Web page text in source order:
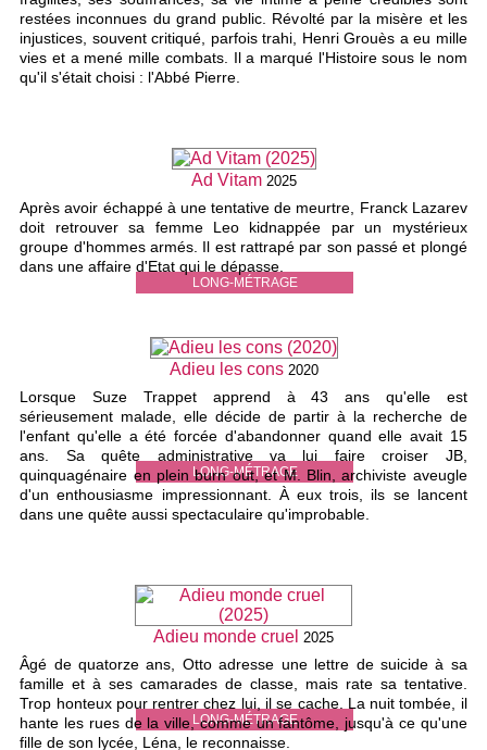
restées inconnues du grand public. Révolté par la misère et les
injustices, souvent critiqué, parfois trahi, Henri Grouès a eu mille
vies et a mené mille combats. Il a marqué l'Histoire sous le nom
qu'il s'était choisi : l'Abbé Pierre.
LONG-MÉTRAGE
Ad Vitam 2025
Après avoir échappé à une tentative de meurtre, Franck Lazarev
doit retrouver sa femme Leo kidnappée par un mystérieux
groupe d'hommes armés. Il est rattrapé par son passé et plongé
dans une affaire d'Etat qui le dépasse.
LONG-MÉTRAGE
Adieu les cons 2020
Lorsque Suze Trappet apprend à 43 ans qu'elle est
sérieusement malade, elle décide de partir à la recherche de
l'enfant qu'elle a été forcée d'abandonner quand elle avait 15
ans. Sa quête administrative va lui faire croiser JB,
quinquagénaire en plein burn out, et M. Blin, archiviste aveugle
d'un enthousiasme impressionnant. À eux trois, ils se lancent
dans une quête aussi spectaculaire qu'improbable.
LONG-MÉTRAGE
Adieu monde cruel 2025
Âgé de quatorze ans, Otto adresse une lettre de suicide à sa
famille et à ses camarades de classe, mais rate sa tentative.
Trop honteux pour rentrer chez lui, il se cache. La nuit tombée, il
hante les rues de la ville, comme un fantôme, jusqu'à ce qu'une
fille de son lycée, Léna, le reconnaisse.